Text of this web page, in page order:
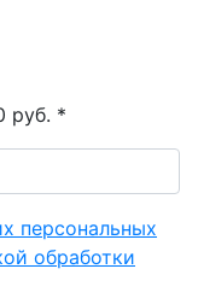
руб. *
персональных
обработки